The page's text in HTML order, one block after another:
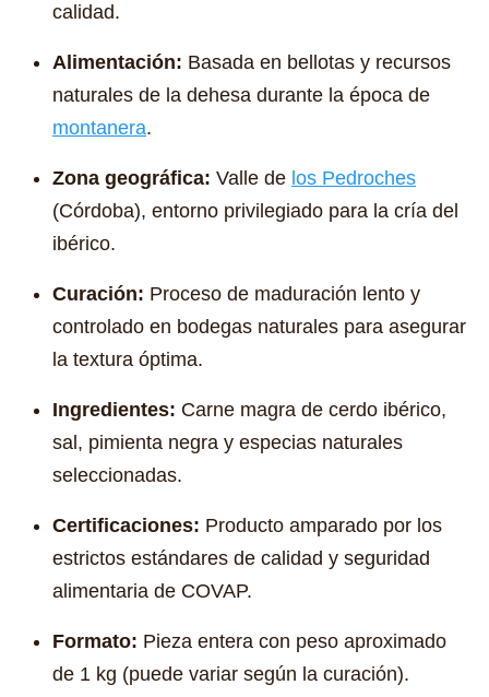
calidad.
Alimentación: Basada en bellotas y recursos
naturales de la dehesa durante la época de
montanera.
Zona geográfica: Valle de los Pedroches
(Córdoba), entorno privilegiado para la cría del
ibérico.
Curación: Proceso de maduración lento y
controlado en bodegas naturales para asegurar
la textura óptima.
Ingredientes: Carne magra de cerdo ibérico,
sal, pimienta negra y especias naturales
seleccionadas.
Certificaciones: Producto amparado por los
estrictos estándares de calidad y seguridad
alimentaria de COVAP.
Formato: Pieza entera con peso aproximado
de 1 kg (puede variar según la curación).